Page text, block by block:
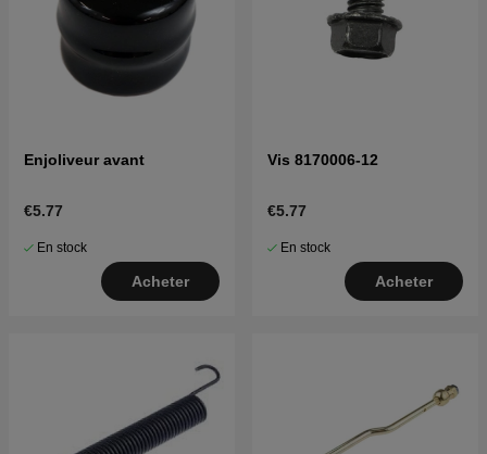
Enjoliveur avant
€5.77
En stock
Acheter
Vis 8170006-12
€5.77
En stock
Acheter